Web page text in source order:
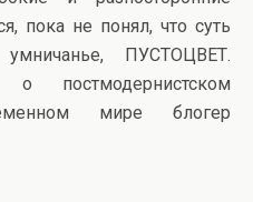
пока не понял, что суть
ПУСТОЦВЕТ.
о постмодернистском
мире блогер